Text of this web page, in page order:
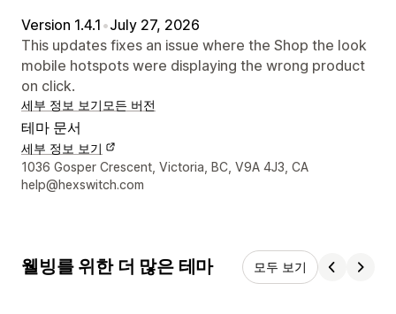
Version 1.4.1 •July 27, 2026
This updates fixes an issue where the Shop the look
mobile hotspots were displaying the wrong product
on click.
세부 정보 보기 모든 버전
테마 문서
세부 정보 보기
디자이너 연락처 세부 정보
1036 Gosper Crescent, Victoria, BC, V9A 4J3, CA
help@hexswitch.com
웰빙를 위한 더 많은 테마 모두 보기